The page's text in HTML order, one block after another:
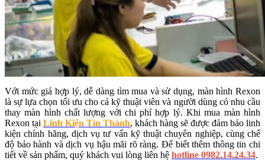
Với mức giá hợp lý, dễ dàng tìm mua và sử dụng, màn hình Rexon
là sự lựa chọn tối ưu cho cả kỹ thuật viên và người dùng có nhu cầu
thay màn hình chất lượng với chi phí hợp lý. Khi mua màn hình
Rexon tại Linh Kiện Tín Thành, khách hàng sẽ được đảm bảo linh
kiện chính hãng, dịch vụ tư vấn kỹ thuật chuyên nghiệp, cùng chế
độ bảo hành và dịch vụ hậu mãi rõ ràng. Để biết thêm thông tin chi
tiết về sản phẩm, quý khách vui lòng liên hệ hotline 0982.14.24.34.